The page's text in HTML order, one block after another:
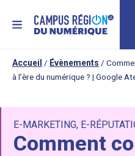
MENU
Accueil / Évènements /
à l’ère du numérique ? | Google
E-MARKETING, E-
Comment